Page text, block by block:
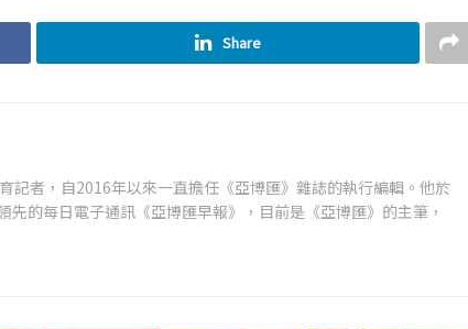
Share
記者，自2016年以來一直擔任《亞博匯》雜誌的執行編輯。他於
先的每日電子通訊《亞博匯早報》，目前是《亞博匯》的主筆，